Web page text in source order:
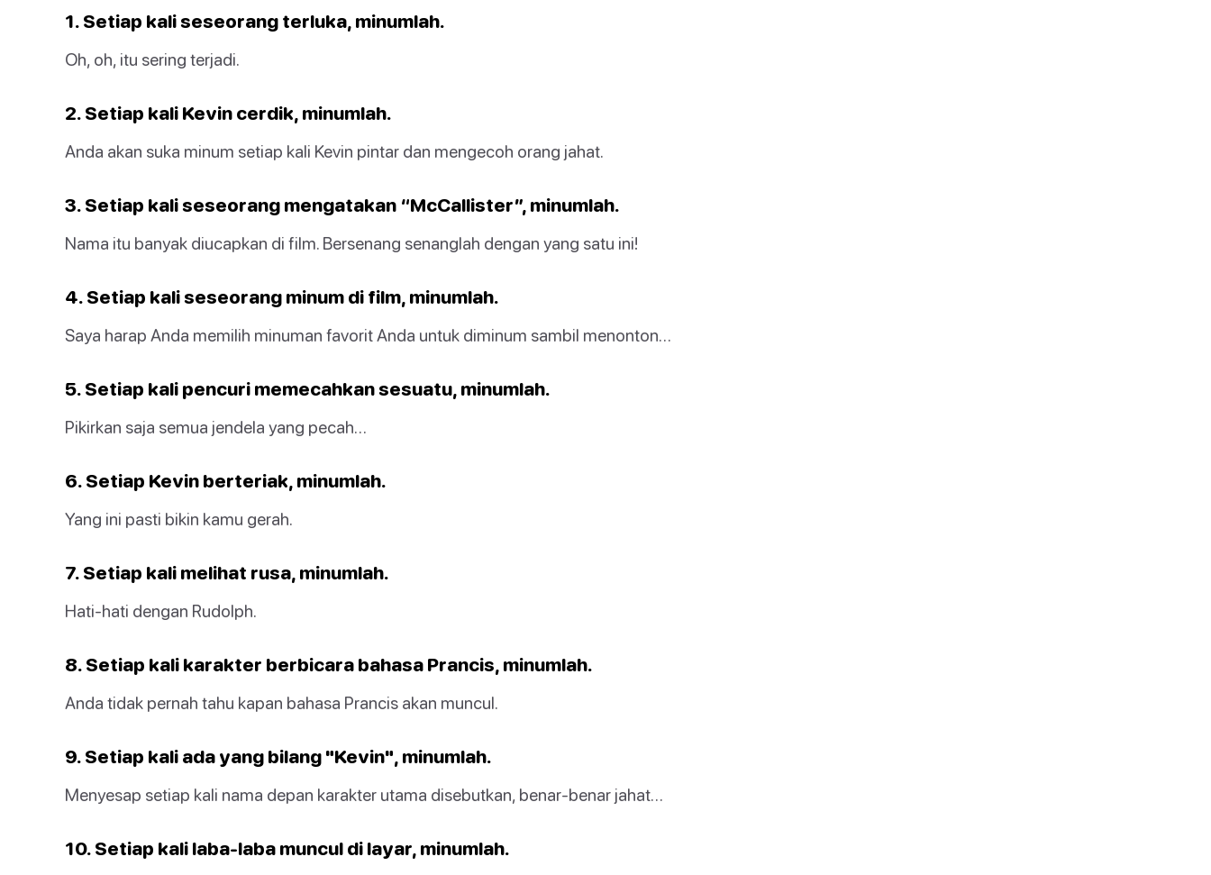
1. Setiap kali seseorang terluka, minumlah.
Oh, oh, itu sering terjadi.
2. Setiap kali Kevin cerdik, minumlah.
Anda akan suka minum setiap kali Kevin pintar dan mengecoh orang jahat.
3. Setiap kali seseorang mengatakan “McCallister”, minumlah.
Nama itu banyak diucapkan di film. Bersenang senanglah dengan yang satu ini!
4. Setiap kali seseorang minum di film, minumlah.
Saya harap Anda memilih minuman favorit Anda untuk diminum sambil menonton…
5. Setiap kali pencuri memecahkan sesuatu, minumlah.
Pikirkan saja semua jendela yang pecah…
6. Setiap Kevin berteriak, minumlah.
Yang ini pasti bikin kamu gerah.
7. Setiap kali melihat rusa, minumlah.
Hati-hati dengan Rudolph.
8. Setiap kali karakter berbicara bahasa Prancis, minumlah.
Anda tidak pernah tahu kapan bahasa Prancis akan muncul.
9. Setiap kali ada yang bilang "Kevin", minumlah.
Menyesap setiap kali nama depan karakter utama disebutkan, benar-benar jahat…
10. Setiap kali laba-laba muncul di layar, minumlah.